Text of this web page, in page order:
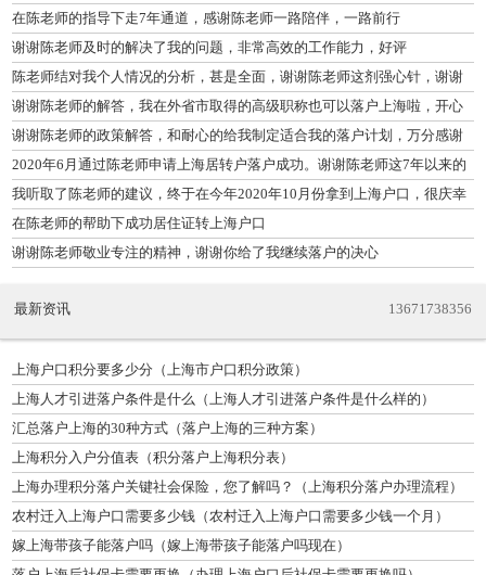
在陈老师的指导下走7年通道，感谢陈老师一路陪伴，一路前行
谢谢陈老师及时的解决了我的问题，非常高效的工作能力，好评
陈老师结对我个人情况的分析，甚是全面，谢谢陈老师这剂强心针，谢谢
谢谢陈老师的解答，我在外省市取得的高级职称也可以落户上海啦，开心
谢谢陈老师的政策解答，和耐心的给我制定适合我的落户计划，万分感谢
2020年6月通过陈老师申请上海居转户落户成功。谢谢陈老师这7年以来的
帮助
我听取了陈老师的建议，终于在今年2020年10月份拿到上海户口，很庆幸
认识陈老
在陈老师的帮助下成功居住证转上海户口
谢谢陈老师敬业专注的精神，谢谢你给了我继续落户的决心
最新资讯 13671738356
上海户口积分要多少分（上海市户口积分政策）
上海人才引进落户条件是什么（上海人才引进落户条件是什么样的）
汇总落户上海的30种方式（落户上海的三种方案）
上海积分入户分值表（积分落户上海积分表）
上海办理积分落户关键社会保险，您了解吗？（上海积分落户办理流程）
农村迁入上海户口需要多少钱（农村迁入上海户口需要多少钱一个月）
嫁上海带孩子能落户吗（嫁上海带孩子能落户吗现在）